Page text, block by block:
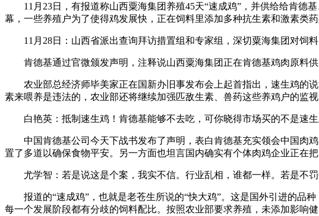
11月23日，有报道称山西粟海集团养殖45天“速成鸡”，并供给给肯德
幕，一些养殖户为了使得鸡发展快，正在饲料里添加多种抗生素和激素类
11月28日：山西省派出查询拜访措置组和专家组，深切粟海集团对饲料
肯德基通过官微颁发声明，注释说山西粟海集团正在肯德基鸡肉原料供
农业部总经济师毕美家正在国新办旧事发布会上起首指出，速生鸡的说
素来喂养是违法的，农业部还将继续加强匹敌生素、兽药这些养鸡户的监视
白艳英：抵制速生鸡！肯德基能够不去吃，可你晓得市场买的不是速生
中国肯德基公司今天下战书发布了声明，表白肯德基充实领会中国肉鸡
置了多道以确保食物平安。另一方面也坦言国内确实有个体肉鸡企业正在
尤学智：若是说这是个案，我实不信。行业乱相，谁都一样。若是不罚
报道的“速成鸡”，也就是老苍生所说的“快大鸡”。这是国外引进的品种
每一个发展阶段都有分歧的饲料配比。按照农业部要求养殖，未添加影响